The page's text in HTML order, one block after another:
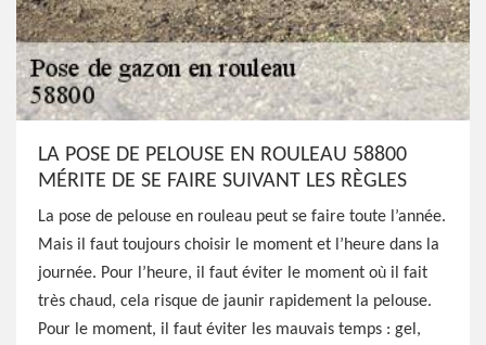
LA POSE DE PELOUSE EN ROULEAU 58800
MÉRITE DE SE FAIRE SUIVANT LES RÈGLES
La pose de pelouse en rouleau peut se faire toute l’année.
Mais il faut toujours choisir le moment et l’heure dans la
journée. Pour l’heure, il faut éviter le moment où il fait
très chaud, cela risque de jaunir rapidement la pelouse.
Pour le moment, il faut éviter les mauvais temps : gel,